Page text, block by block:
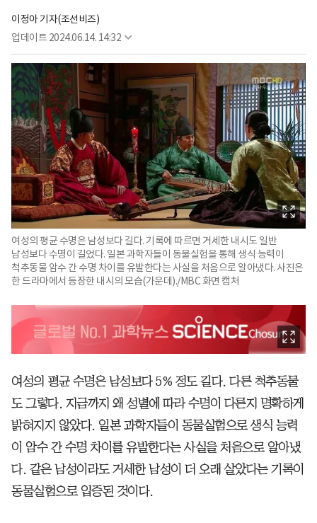
이정아 기자(조선비즈)
업데이트 2024.06.14. 14:32
여성의 평균 수명은 남성보다 길다. 기록에 따르면 거세한 내시도 일반
남성보다 수명이 길었다. 일본 과학자들이 동물실험을 통해 생식 능력이
척추동물 암수 간 수명 차이를 유발한다는 사실을 처음으로 알아냈다. 사진은
한 드라마에서 등장한 내시의 모습(가운데)./MBC 화면 캡처
여성의 평균 수명은 남성보다 5% 정도 길다. 다른 척추동물
도 그렇다. 지금까지 왜 성별에 따라 수명이 다른지 명확하게
밝혀지지 않았다. 일본 과학자들이 동물실험으로 생식 능력
이 암수 간 수명 차이를 유발한다는 사실을 처음으로 알아냈
다. 같은 남성이라도 거세한 남성이 더 오래 살았다는 기록이
동물실험으로 입증된 것이다.